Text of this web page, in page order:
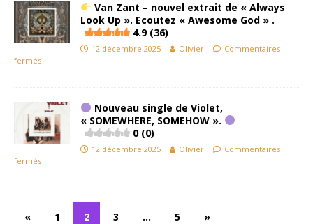
Van Zant – nouvel extrait de « Always
Look Up ». Ecoutez « Awesome God » .
4.9 (36)
12 décembre 2025 Olivier
Commentaires
fermés
Nouveau single de Violet,
« SOMEWHERE, SOMEHOW ».
0 (0)
12 décembre 2025 Olivier
Commentaires
fermés
« 1 2 3 … 5 »